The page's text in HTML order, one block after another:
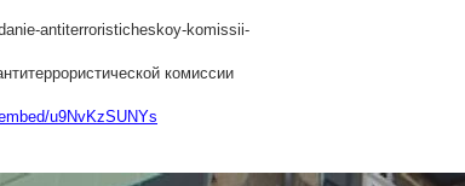
antiterroristicheskoy-komissii-
комиссии
u9NvKzSUNYs